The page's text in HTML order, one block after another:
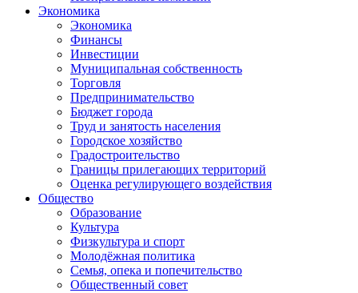
Экономика
Экономика
Финансы
Инвестиции
Муниципальная собственность
Торговля
Предпринимательство
Бюджет города
Труд и занятость населения
Городское хозяйство
Градостроительство
Границы прилегающих территорий
Оценка регулирующего воздействия
Общество
Образование
Культура
Физкультура и спорт
Молодёжная политика
Семья, опека и попечительство
Общественный совет